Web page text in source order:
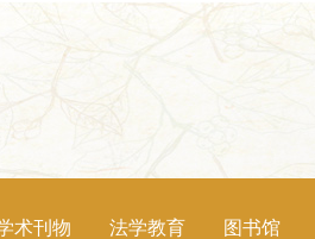
术刊物 法学教育 图书馆